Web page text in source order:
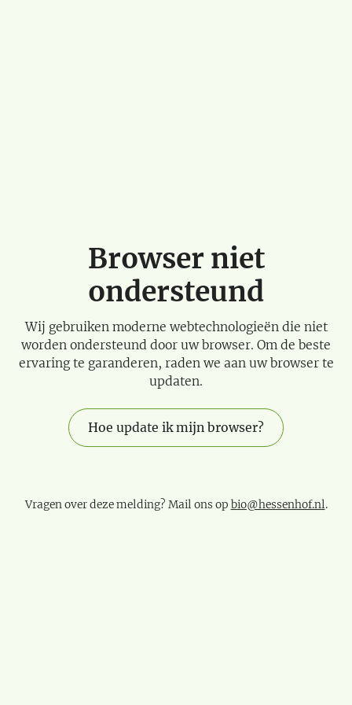
Browser niet
ondersteund
Wij gebruiken moderne webtechnologieën die niet
worden ondersteund door uw browser. Om de beste
ervaring te garanderen, raden we aan uw browser te
updaten.
Hoe update ik mijn browser?
Vragen over deze melding? Mail ons op bio@hessenhof.nl.